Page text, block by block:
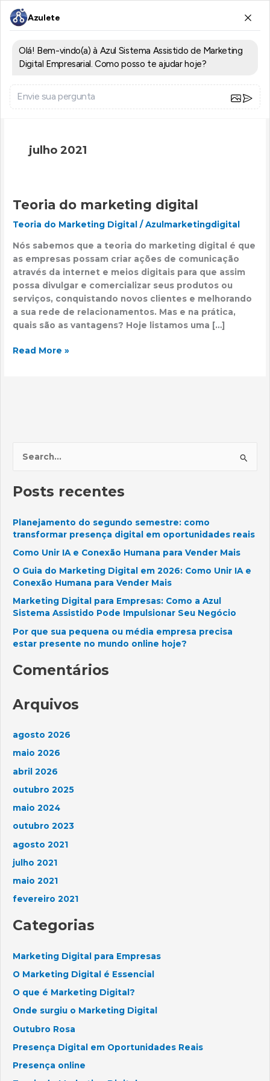
para
conteúdo
Marketing
Digital
julho 2021
Teoria do marketing digital
Teoria do Marketing Digital /Azulmarketingdigital
Nós sabemos que a teoria do marketing digital é que
as empresas possam criar ações de comunicação
através da internet e meios digitais para que assim
possa divulgar e comercializar seus produtos ou
serviços, conquistando novos clientes e melhorando
a sua rede de relacionamentos. Mas e na prática,
quais são as vantagens? Hoje listamos uma […]
Teoria
marketing
digital
Read More »
s
u
i
s
a
p
Posts recentes
Planejamento do segundo semestre: como
transformar presença digital em oportunidades reais
Como Unir IA e Conexão Humana para Vender Mais
O Guia do Marketing Digital em 2026: Como Unir IA e
Conexão Humana para Vender Mais
Marketing Digital para Empresas: Como a Azul
Sistema Assistido Pode Impulsionar Seu Negócio
Por que sua pequena ou média empresa precisa
estar presente no mundo online hoje?
Comentários
Arquivos
agosto 2026
maio 2026
abril 2026
outubro 2025
maio 2024
outubro 2023
agosto 2021
julho 2021
maio 2021
fevereiro 2021
Categorias
Marketing Digital para Empresas
O Marketing Digital é Essencial
O que é Marketing Digital?
Onde surgiu o Marketing Digital
Outubro Rosa
Presença Digital em Oportunidades Reais
Presença online